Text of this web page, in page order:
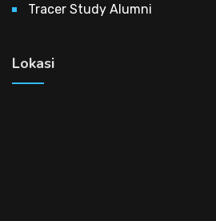
Tracer Study Alumni
Lokasi